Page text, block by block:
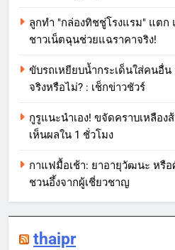
ลูกทำ "กล่องทิชชู่โรงแรม" แตก
ชาวเน็ตฉุนช่วยแฉราคาจริง!
ขับรถเหยียบน้ำกระเด็นใส่คนอื่น
จริงหรือไม่? : เช็กข่าวชัวร์
กูรูแนะนำเอง! ขจัดคราบเหลือง
เห็นผลใน 1 ชั่วโมง
กาแฟมื้อเช้า: ยาอายุวัฒนะ หรื
ชวนอึ้งจากผู้เชี่ยวชาญ
thaipr